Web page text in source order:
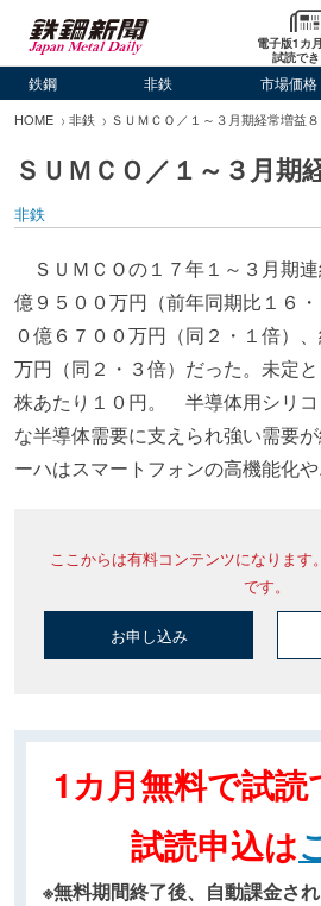
電子版1カ
試読で
鉄鋼 非鉄 市場価格
HOME 非鉄 ＳＵＭＣＯ／１～３月期経常増益
ＳＵＭＣＯ／１～３月期
非鉄
ＳＵＭＣＯの１７年１～３月期
億９５００万円（前年同期比１６
０億６７００万円（同２・１倍）
万円（同２・３倍）だった。未定
株あたり１０円。 半導体用シリ
な半導体需要に支えられ強い需要
ーハはスマートフォンの高機能化や
ここからは有料コンテンツになります
です。
お申し込み
1カ月無料で試読
試読申込は
※無料期間終了後、自動課金さ